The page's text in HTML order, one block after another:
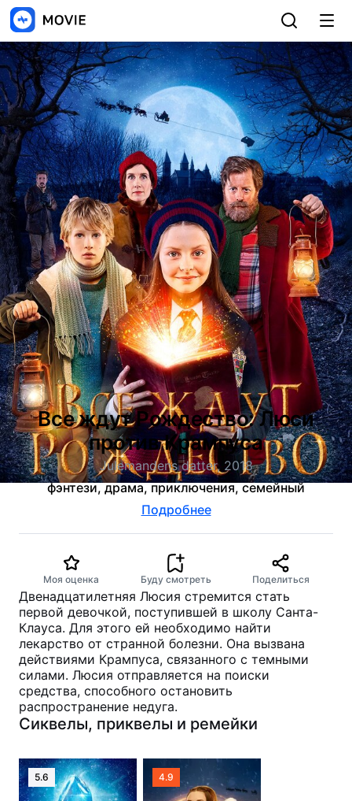
Все ждут Рождество: Люси
против Крампуса
Julemandens datter, 2018
фэнтези, драма, приключения, семейный
Подробнее
Моя оценка Буду смотреть Поделиться
Двенадцатилетняя Люсия стремится стать
первой девочкой, поступившей в школу Санта-
Клауса. Для этого ей необходимо найти
лекарство от странной болезни. Она вызвана
действиями Крампуса, связанного с темными
силами. Люсия отправляется на поиски
средства, способного остановить
распространение недуга.
Сиквелы, приквелы и ремейки
5.6 4.9